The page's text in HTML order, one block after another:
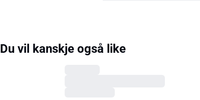
Du vil kanskje også like